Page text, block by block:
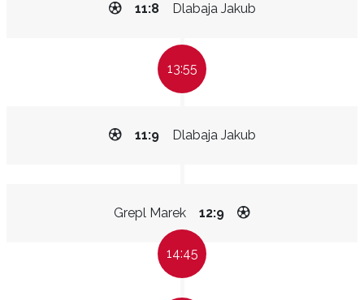
Dlabaja Jakub
11:8
13:55
Dlabaja Jakub
11:9
Grepl Marek 12:9
14:45